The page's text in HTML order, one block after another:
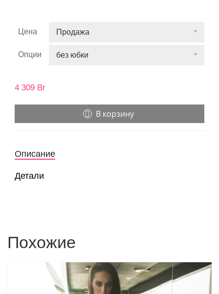
Цена Продажа
Опции без юбки
4 309 Br
В корзину
Описание
Детали
Похожие